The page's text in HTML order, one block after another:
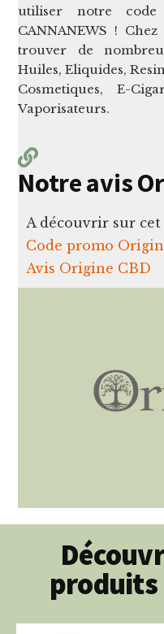
utiliser notre
CANNANEWS !
trouver de
Huiles, Eliquides,
Cosmetiques, E-
Vaporisateurs.
Notre avis
A découvrir sur cet
Code promo
Avis Origine CBD
produits